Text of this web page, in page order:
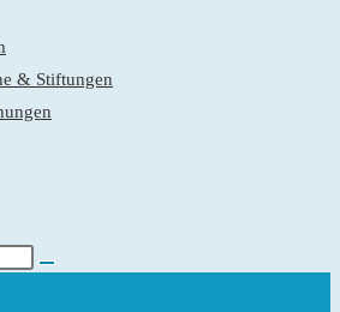
& Stiftungen